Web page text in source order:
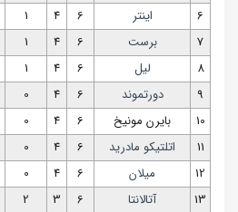
6
اینتر 6
4
1
7
برست 6
4
1
8
لیل 6
4
1
9
دورتموند 6
4
0
10
بایرن‌ مونیخ 6
4
0
11
اتلتیکو مادرید 6
4
0
12
میلان 6
4
0
13
آتالانتا 6
3
2